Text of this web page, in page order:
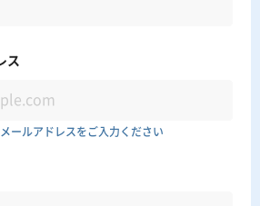
ス
ールアドレスをご入力ください